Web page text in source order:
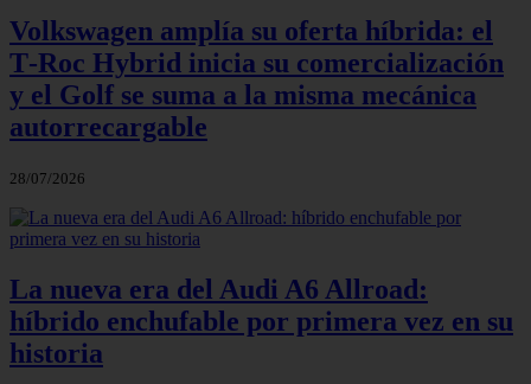
Volkswagen amplía su oferta híbrida: el
T‑Roc Hybrid inicia su comercialización
y el Golf se suma a la misma mecánica
autorrecargable
28/07/2026
La nueva era del Audi A6 Allroad:
híbrido enchufable por primera vez en su
historia